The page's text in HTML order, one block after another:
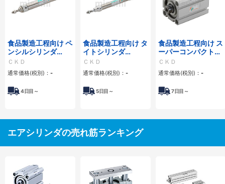
食品製造工程向け ペ
ンシルシリンダ
SCPD3-FP1シリー
ズ
ＣＫＤ
通常価格(税別)： -
4日目～
食品製造工程向け タ
イトシリンダ
CMK2-FP1シリーズ
ＣＫＤ
通常価格(税別)： -
5日目～
食品製造工程向け ス
ーパーコンパクトシ
リンダ SSD2-FP1シ
リーズ
ＣＫＤ
通常価格(税別)： -
7日目～
エアシリンダの売れ筋ランキング